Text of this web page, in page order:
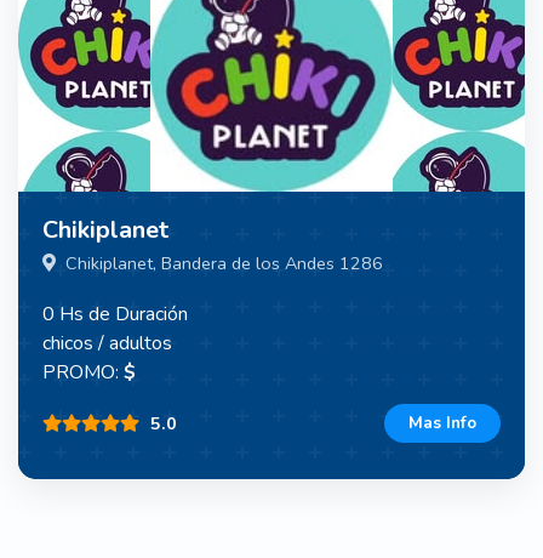
Chikiplanet
Chikiplanet, Bandera de los Andes 1286
0 Hs de Duración
chicos / adultos
PROMO: $
5.0 Mas Info